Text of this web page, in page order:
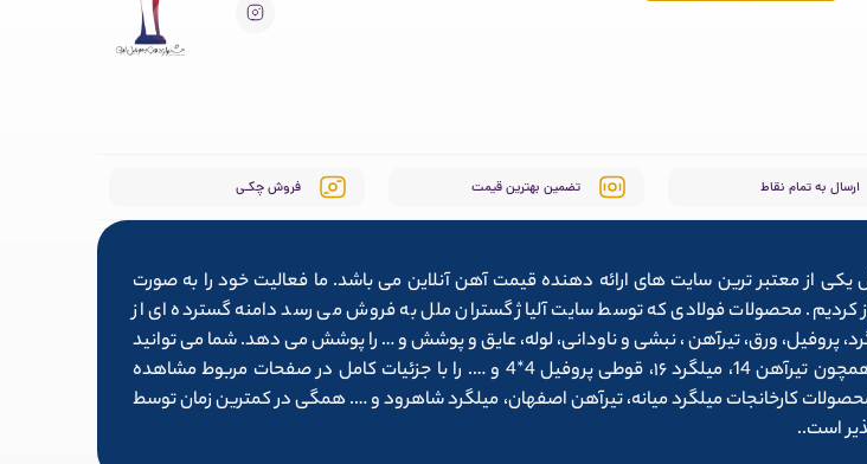
ارسال به تمام نقاط تضمین بهترین قیمت فروش چکـی
یکی از معتبر ترین سایت های ارائه دهنده قیمت آهن آنلاین می باشد. ما فعالیت خود را به صورت
ای از سال 1387 آغاز کردیم. محصولات فولادی که توسط سایت آلیاژ گستران ملل به فروش می رسد دامنه گسترده ای از
پروفیل، ورق، تیرآهن ، نبشی و ناودانی، لوله، عایق و پوشش و … را پوشش می دهد. شما می توانید
لیست کامل محصولاتی همچون تیرآهن 14، میلگرد ۱۶، قوطی پروفیل 4*4 و …. را با جزئیات کامل در صفحات مربوط مشاهده
کارخانجات میلگرد میانه، تیرآهن اصفهان، میلگرد شاهرود و …. همگی در کمترین زمان توسط
است..